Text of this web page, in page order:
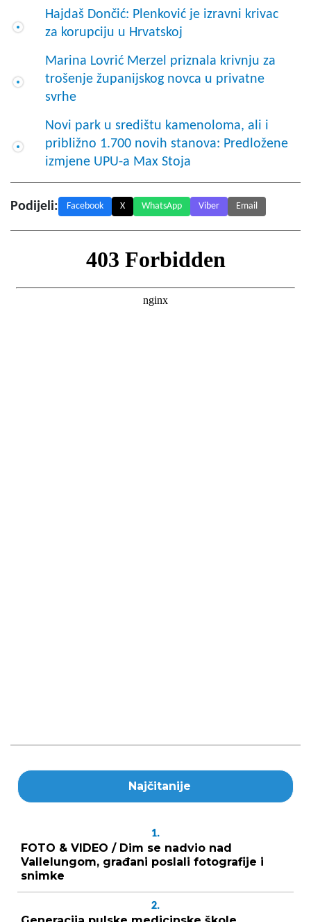
Hajdaš Dončić: Plenković je izravni krivac
za korupciju u Hrvatskoj
Marina Lovrić Merzel priznala krivnju za
trošenje županijskog novca u privatne
svrhe
Novi park u središtu kamenoloma, ali i
približno 1.700 novih stanova: Predložene
izmjene UPU-a Max Stoja
Podijeli: Facebook X WhatsApp Viber Email
Najčitanije
1.
FOTO & VIDEO / Dim se nadvio nad
Vallelungom, građani poslali fotografije i
snimke
2.